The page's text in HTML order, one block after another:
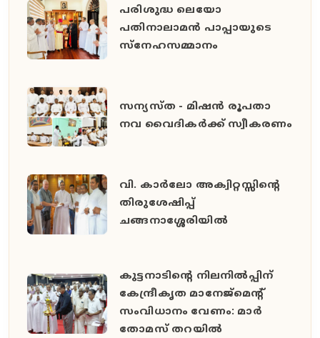
പരിശുദ്ധ ലെയോ
പതിനാലാമൻ പാപ്പായുടെ
സ്നേഹസമ്മാനം
സന്യസ്ത - മിഷൻ രൂപതാ
നവ വൈദികർക്ക് സ്വീകരണം
വി. കാർലോ അക്വിറ്റസ്സിന്റെ
തിരുശേഷിപ്പ്
ചങ്ങനാശ്ശേരിയിൽ
കുട്ടനാടിന്റെ നിലനിൽപ്പിന്
കേന്ദ്രീകൃത മാനേജ്മെന്റ്
സംവിധാനം വേണം: മാർ
തോമസ് തറയിൽ